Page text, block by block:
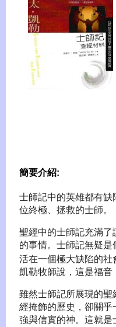
簡要介紹:
士師記中的英雄都有
位終極、拯救的士師。
聖經中的士師記充滿
的事情。士師記無疑
活在一個極大缺陷的社
凱勒牧師說，這是福音
雖然士師記所展現的
經掩飾的歷史，卻關
強與信實的神。這就